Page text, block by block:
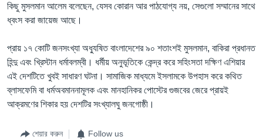
কিছু মুসলমান আলেম বলেছেন, যেসব কোরান আর পাঠযোগ্য নয়, সেগুলো সম্মানের সাথে
ধ্বংস করা জায়েজ আছে।
প্রায় ১৭ কোটি জনসংখ্যা অধ্যুষিত বাংলাদেশের ৯০ শতাংশই মুসলমান, বাকিরা প্রধানত
হিন্দু এবং খ্রিস্টান ধর্মাবলম্বী। ধর্মীয় অনুভূতিকে কেন্দ্র করে সহিংসতা দক্ষিণ এশিয়ার
এই দেশটিতে খুবই সাধারণ ঘটনা। সামাজিক মাধ্যমে ইসলামকে উপহাস করে কথিত
ব্লাসফেমি বা ধর্মঅবমাননামূলক এবং মানহানিকর পোস্টের গুজবের জেরে প্রায়ই
আক্রমণের শিকার হয় দেশটির সংখ্যালঘু জনগোষ্ঠী।
শেয়ার করুন Follow us